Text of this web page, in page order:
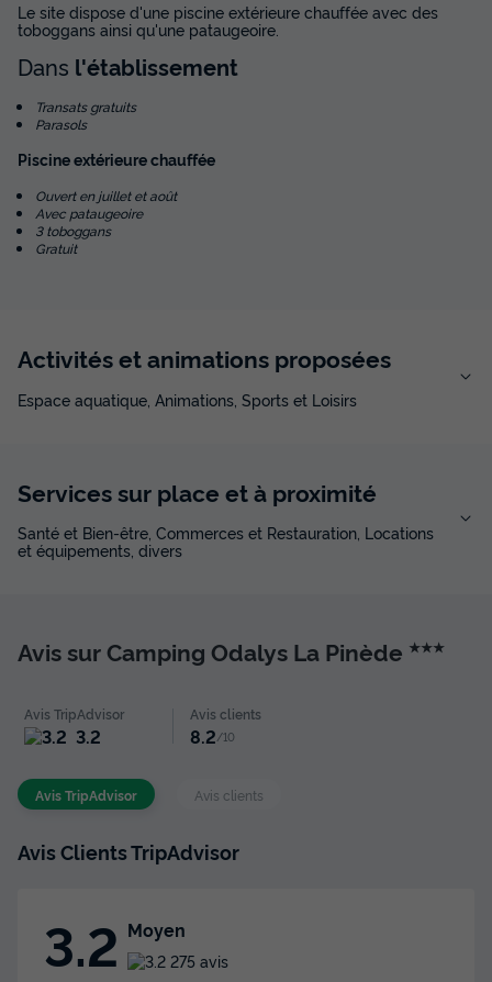
Le site dispose d'une piscine extérieure chauffée avec des
toboggans ainsi qu'une pataugeoire.
Dans l'établissement
Transats gratuits
Parasols
Piscine extérieure chauffée
Ouvert en juillet et août
Avec pataugeoire
3 toboggans
Gratuit
Activités et animations proposées
Espace aquatique, Animations, Sports et Loisirs
Services sur place et à proximité
Santé et Bien-être, Commerces et Restauration, Locations
et équipements, divers
Avis sur Camping Odalys La Pinède ★★★
Avis TripAdvisor
3.2
Avis clients
8.2/10
Avis TripAdvisor Avis clients
Avis Clients TripAdvisor
3.2 Moyen
275 avis